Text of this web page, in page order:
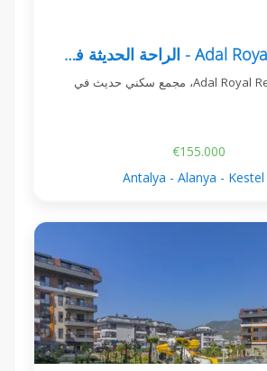
Adal Royal Residence - الراحة الحديثة في كستل، ألانيا
اكتشف Adal Royal Residence، مجمع سكني حديث في
€155.000
Antalya - Alanya - Kestel